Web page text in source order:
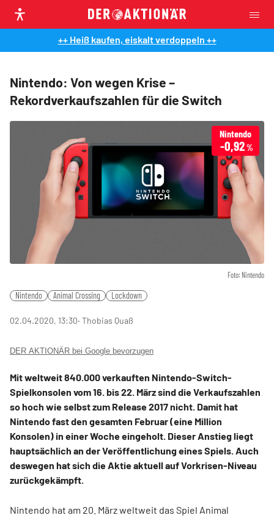
++ Heiß kaufen, eiskalt verdoppeln ++
Nintendo: Von wegen Krise –
Rekordverkaufszahlen für die Switch
Foto: Nintendo
Nintendo
-0,92%
Nintendo Animal Crossing Lockdown
02.04.2020, 13:30‧ Thobias Quaß
DER AKTIONÄR bei Google bevorzugen
Mit weltweit 840.000 verkauften Nintendo-Switch-
Spielkonsolen vom 16. bis 22. März sind die Verkaufszahlen
so hoch wie selbst zum Release 2017 nicht. Damit hat
Nintendo fast den gesamten Februar (eine Million
Konsolen) in einer Woche eingeholt. Dieser Anstieg liegt
hauptsächlich an der Veröffentlichung eines Spiels. Auch
deswegen hat sich die Aktie aktuell auf Vorkrisen-Niveau
zurückgekämpft.
Nintendo hat am 20. März weltweit das Spiel Animal